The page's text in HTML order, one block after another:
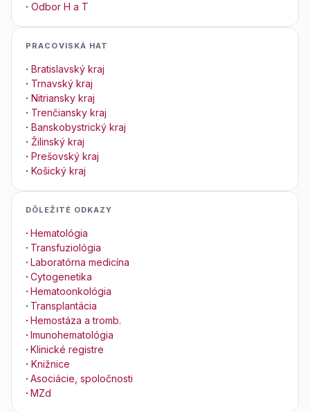
· Odbor H a T
PRACOVISKÁ HAT
· Bratislavský kraj
· Trnavský kraj
· Nitriansky kraj
· Trenčiansky kraj
· Banskobystrický kraj
· Žilinský kraj
· Prešovský kraj
· Košický kraj
DÔLEŽITÉ ODKAZY
· Hematológia
· Transfuziológia
· Laboratórna medicína
· Cytogenetika
· Hematoonkológia
· Transplantácia
· Hemostáza a tromb.
· Imunohematológia
· Klinické registre
· Knižnice
· Asociácie, spoločnosti
· MZd